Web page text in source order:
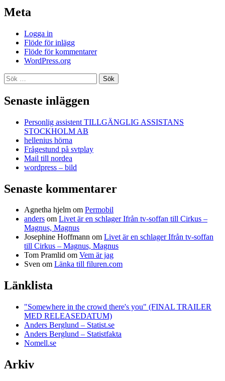
Meta
Logga in
Flöde för inlägg
Flöde för kommentarer
WordPress.org
Sök
efter:
Senaste inläggen
Personlig assistent TILLGÄNGLIG ASSISTANS
STOCKHOLM AB
hellenius hörna
Frågestund på svtplay
Mail till nordea
wordpress – bild
Senaste kommentarer
Agnetha hjelm om Permobil
anders om Livet är en schlager Ifrån tv-soffan till Cirkus –
Magnus, Magnus
Josephine Hoffmann om Livet är en schlager Ifrån tv-soffan
till Cirkus – Magnus, Magnus
Tom Pramlid om Vem är jag
Sven om Länka till filuren.com
Länklista
"Somewhere in the crowd there's you" (FINAL TRAILER
MED RELEASEDATUM)
Anders Berglund – Statist.se
Anders Berglund – Statistfakta
Nomell.se
Arkiv